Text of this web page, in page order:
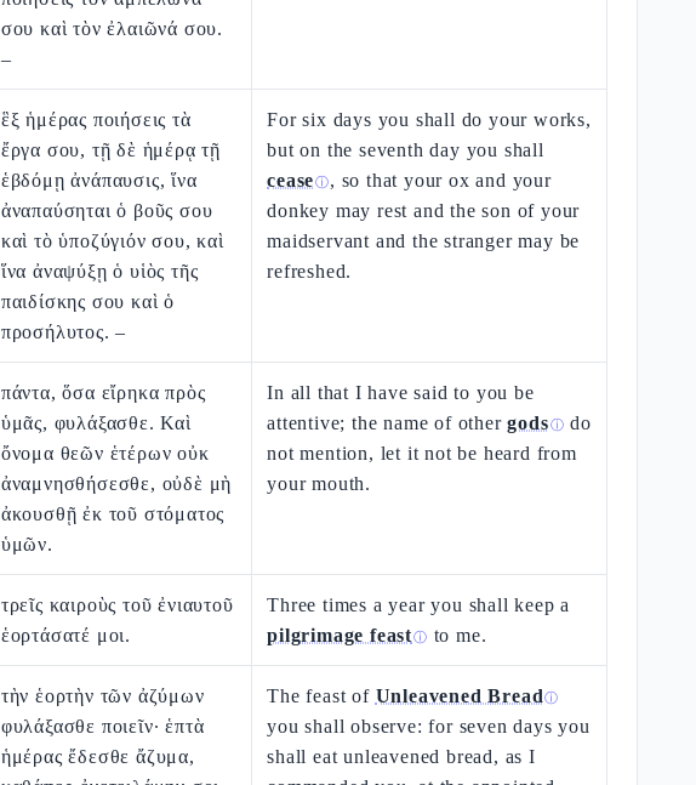
σου καὶ τὸν ἐλαιῶνά σου.
–
ἓξ ἡμέρας ποιήσεις τὰ
ἔργα σου, τῇ δὲ ἡμέρᾳ τῇ
ἑβδόμῃ ἀνάπαυσις, ἵνα
ἀναπαύσηται ὁ βοῦς σου
καὶ τὸ ὑποζύγιόν σου, καὶ
ἵνα ἀναψύξῃ ὁ υἱὸς τῆς
παιδίσκης σου καὶ ὁ
προσήλυτος. –
For six days you shall do your works,
but on the seventh day you shall
ceaseⓘ, so that your ox and your
donkey may rest and the son of your
maidservant and the stranger may be
refreshed.
πάντα, ὅσα εἴρηκα πρὸς
ὑμᾶς, φυλάξασθε. Καὶ
ὄνομα θεῶν ἑτέρων οὐκ
ἀναμνησθήσεσθε, οὐδὲ μὴ
ἀκουσθῇ ἐκ τοῦ στόματος
ὑμῶν.
In all that I have said to you be
attentive; the name of othergodsⓘ do
not mention, let it not be heard from
your mouth.
τρεῖς καιροὺς τοῦ ἐνιαυτοῦ
ἑορτάσατέ μοι.
Three times a year you shall keep a
pilgrimage feastⓘ to me.
τὴν ἑορτὴν τῶν ἀζύμων
φυλάξασθε ποιεῖν· ἑπτὰ
ἡμέρας ἔδεσθε ἄζυμα,
The feast of Unleavened Bread ⓘ
you shall observe: for seven days you
shall eat unleavened bread, as I